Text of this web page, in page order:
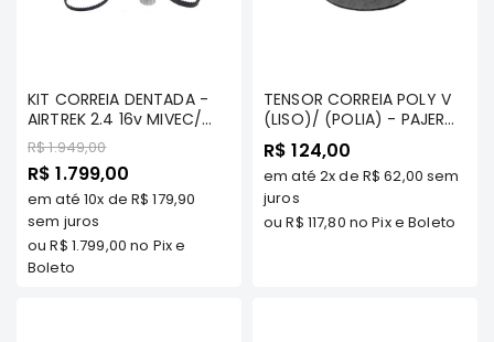
e
SPORT
Suspensão
Freio
KIT CORREIA DENTADA -
AIRTREK 2.4 16v MIVEC/
GRANDIS 2.4 16v MIVEC -
CONTITECH
Preço
R$ 1.949,00
Preço
Especial
R$ 1.799,00
em até 10x de R$ 179,90
sem juros
ouR$ 1.799,00 no Pix e
Boleto
TENSOR CORREIA POLY V
(LISO)/ (POLIA) - PAJERO
3.5 V6/TRITON 3.5 V6/
FULL 3.8 V6/ AIRTREK 2.4
16V - MILTPARTS -
MD368209 MT
R$ 124,00
em até 2xde R$ 62,00 sem
juros
ouR$ 117,80 no Pix e Boleto